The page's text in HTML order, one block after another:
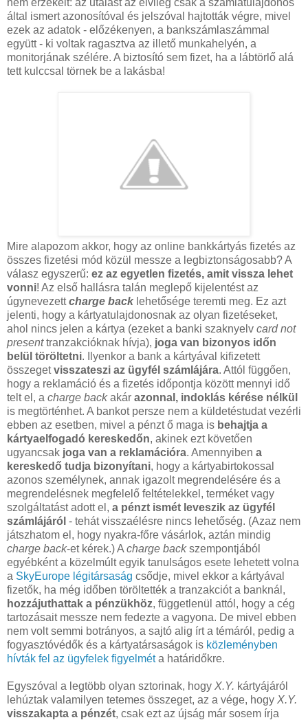
által ismert azonosítóval és jelszóval hajtották végre, mivel
ezek az adatok - előzékenyen, a bankszámlaszámmal
együtt - ki voltak ragasztva az illető munkahelyén, a
monitorjának szélére. A biztosító sem fizet, ha a lábtörlő alá
tett kulccsal törnek be a lakásba!
Mire alapozom akkor, hogy az online bankkártyás fizetés az
összes fizetési mód közül messze a legbiztonságosabb? A
válasz egyszerű: ez az egyetlen fizetés, amit vissza lehet
vonni! Az első hallásra talán meglepő kijelentést az
úgynevezettcharge back lehetősége teremti meg. Ez azt
jelenti, hogy a kártyatulajdonosnak az olyan fizetéseket,
ahol nincs jelen a kártya (ezeket a banki szaknyelv card not
presenttranzakcióknak hívja), joga van bizonyos időn
belül töröltetni. Ilyenkor a bank a kártyával kifizetett
összegetvisszateszi az ügyfél számlájára. Attól függően,
hogy a reklamáció és a fizetés időpontja között mennyi idő
telt el, a charge backakár azonnal, indoklás kérése nélkül
is megtörténhet. A bankot persze nem a küldetéstudat vezérli
ebben az esetben, mivel a pénzt ő maga is behajtja a
kártyaelfogadó kereskedőn, akinek ezt követően
ugyancsak joga van a reklamációra. Amennyiben a
kereskedő tudja bizonyítani, hogy a kártyabirtokossal
azonos személynek, annak igazolt megrendelésére és a
megrendelésnek megfelelő feltételekkel, terméket vagy
szolgáltatást adott el, a pénzt ismét leveszik az ügyfél
számlájáról - tehát visszaélésre nincs lehetőség. (Azaz nem
játszhatom el, hogy nyakra-főre vásárlok, aztán mindig
charge back-et kérek.) A charge backszempontjából
egyébként a közelmúlt egyik tanulságos esete lehetett volna
a SkyEurope légitársaság csődje, mivel ekkor a kártyával
fizetők, ha még időben töröltették a tranzakciót a banknál,
hozzájuthattak a pénzükhöz, függetlenül attól, hogy a cég
tartozásait messze nem fedezte a vagyona. De mivel ebben
nem volt semmi botrányos, a sajtó alig írt a témáról, pedig a
fogyasztóvédők és a kártyatársaságok is közleményben
hívták fel az ügyfelek figyelméta határidőkre.
Egyszóval a legtöbb olyan sztorinak, hogy X.Y. kártyájáról
lehúztak valamilyen tetemes összeget, az a vége, hogy X.Y.
visszakapta a pénzét, csak ezt az újság már sosem írja